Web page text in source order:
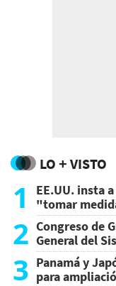
LO + VISTO
1
EE.UU. insta
"tomar
2 Congreso de
General del
3 Panamá y
para